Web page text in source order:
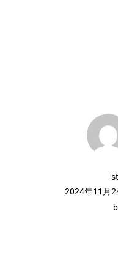
2024年11月